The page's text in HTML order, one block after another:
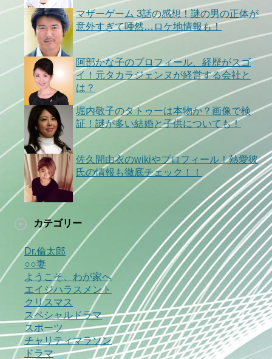
マザーゲーム 3話の感想！謎の男の正体が
意外すぎて唖然…ロケ地情報も！
阿部かな子のプロフィール、経歴がスゴ
イ！元タカラジェンヌが経営する会社と
は？
堀内敬子のタトゥーは本物か？画像で検
証！謎が多い結婚と子供についても！
佐久間由衣のwikiやプロフィール！熱愛彼
氏の情報も徹底チェック！！
カテゴリー
Dr.倫太郎
○○妻
ようこそ、わが家へ
エイジハラスメント
クリスマス
スペシャルドラマ
スポーツ
チャリティマラソン
ドラマ